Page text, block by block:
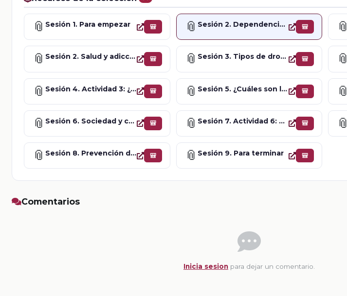
📎 Sesión 1. Para empezar 🎒 📎 Sesión 2. Dependencia a las drogas 🎒 📎
📎 Sesión 2. Salud y adicciones 🎒 📎 Sesión 3. Tipos de drogas y sus efectos negativos 🎒 📎
📎 Sesión 4. Actividad 3: ¿Qué le pasa a nuestro cerebro? 🎒 📎 Sesión 5. ¿Cuáles son los efectos en el cuerpo por el consumo de drogas? 🎒 📎
📎 Sesión 6. Sociedad y consumo de drogas 🎒 📎 Sesión 7. Actividad 6: Una mirada a mi alrededor 🎒 📎
📎 Sesión 8. Prevención de adicciones 🎒 📎 Sesión 9. Para terminar 🎒
Comentarios
Inicia sesion para dejar un comentario.